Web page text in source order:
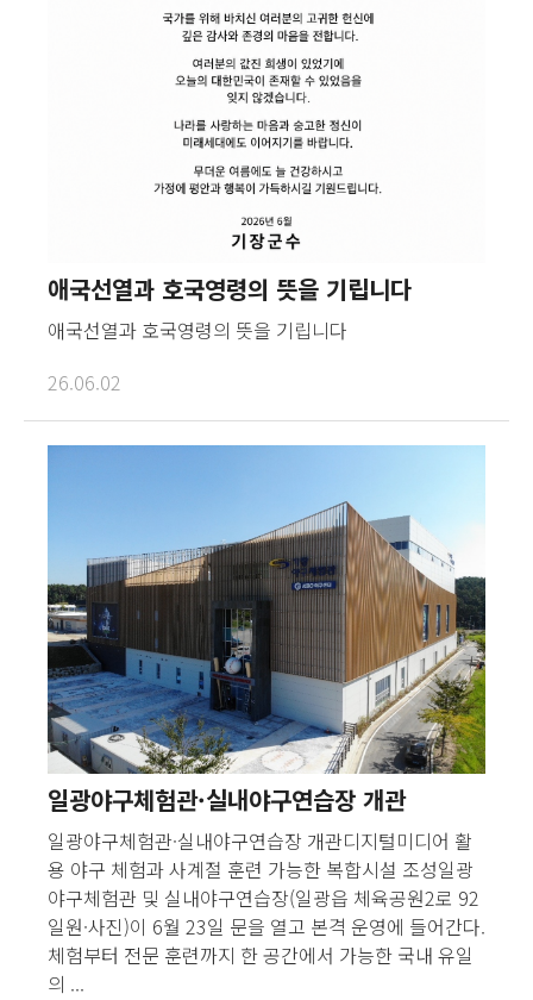
애국선열과 호국영령의 뜻을 기립니다
애국선열과 호국영령의 뜻을 기립니다
26.06.02
일광야구체험관·실내야구연습장 개관
일광야구체험관·실내야구연습장 개관디지털미디어 활
용 야구 체험과 사계절 훈련 가능한 복합시설 조성일광
야구체험관 및 실내야구연습장(일광읍 체육공원2로 92
일원·사진)이 6월 23일 문을 열고 본격 운영에 들어간다.
체험부터 전문 훈련까지 한 공간에서 가능한 국내 유일
의 ...